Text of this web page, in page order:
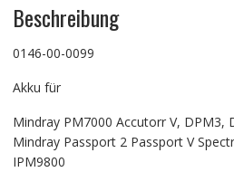
Beschreibung
0146-00-0099
Akku für
Mindray PM7000 Accutorr V, DPM3,
Mindray Passport 2 Passport V
IPM9800